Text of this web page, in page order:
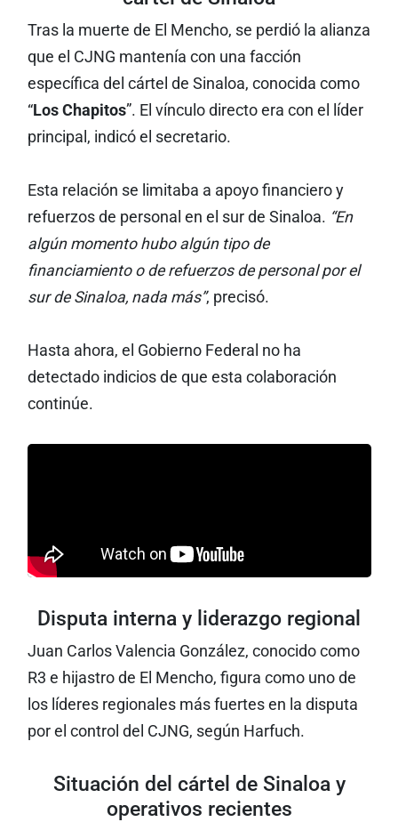
Tras la muerte de El Mencho, se perdió la alianza
que el CJNG mantenía con una facción
específica del cártel de Sinaloa, conocida como
“Los Chapitos”. El vínculo directo era con el líder
principal, indicó el secretario.
Esta relación se limitaba a apoyo financiero y
refuerzos de personal en el sur de Sinaloa. “En
algún momento hubo algún tipo de
financiamiento o de refuerzos de personal por el
sur de Sinaloa, nada más”, precisó.
Hasta ahora, el Gobierno Federal no ha
detectado indicios de que esta colaboración
continúe.
Disputa interna y liderazgo regional
Juan Carlos Valencia González, conocido como
R3 e hijastro de El Mencho, figura como uno de
los líderes regionales más fuertes en la disputa
por el control del CJNG, según Harfuch.
Situación del cártel de Sinaloa y
operativos recientes